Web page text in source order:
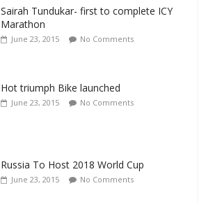
Sairah Tundukar- first to complete ICY
Marathon
June 23, 2015 No Comments
Hot triumph Bike launched
June 23, 2015 No Comments
Russia To Host 2018 World Cup
June 23, 2015 No Comments